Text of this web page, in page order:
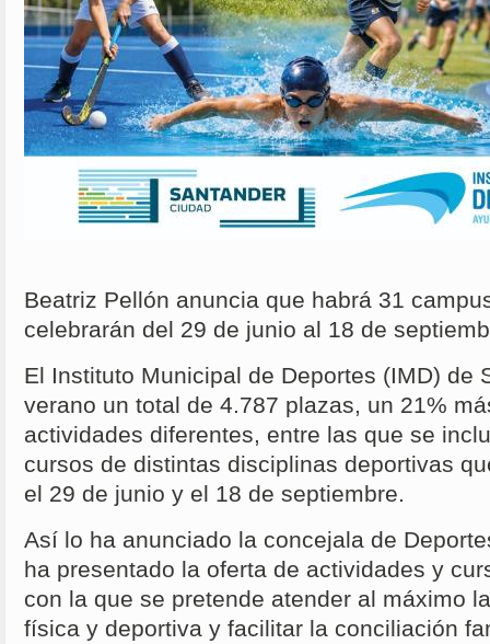
Beatriz Pellón anuncia que habrá 31
celebrarán del 29 de junio al 18 de
El Instituto Municipal de Deportes (IMD) de
verano un total de 4.787 plazas, un 21%
actividades diferentes, entre las que se
cursos de distintas disciplinas deportivas
el 29 de junio y el 18 de septiembre.
Así lo ha anunciado la concejala de
ha presentado la oferta de actividades y
con la que se pretende atender al máximo
física y deportiva y facilitar la conciliación